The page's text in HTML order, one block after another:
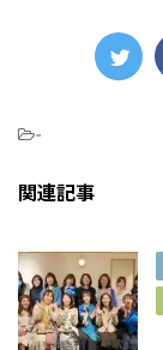
-
関連記事